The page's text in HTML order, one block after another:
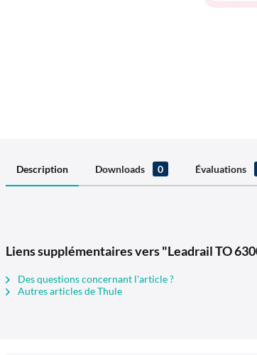
Description Downloads 0 Évaluations
Liens supplémentaires vers "Leadrail TO
Des questions concernant l'article ?
Autres articles de Thule